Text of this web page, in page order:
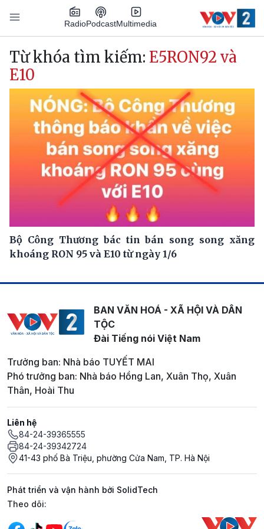
Nhảy đến nội dung
RadioPodcastMultimedia
Main navigation
Từ khóa tìm kiếm: E5RON92 và
E10
Bộ Công Thương bác tin bán song song xăng
khoáng RON 95 và E10 từ ngày 1/6
BAN VĂN HOÁ - XÃ HỘI VÀ DÂN
TỘC
Đài Tiếng nói Việt Nam
Trưởng ban: Nhà báo TUYẾT MAI
Phó trưởng ban: Nhà báo Hồng Lan, Xuân Thọ, Xuân
Thân, Hoài Thu
Liên hệ
84-24-39365555
84-24-39342724
41-43 phố Bà Triệu, phường Cửa Nam, TP. Hà Nội
Phát triển và vận hành bởi SolidTech
Mạng xã hội
Theo dõi: